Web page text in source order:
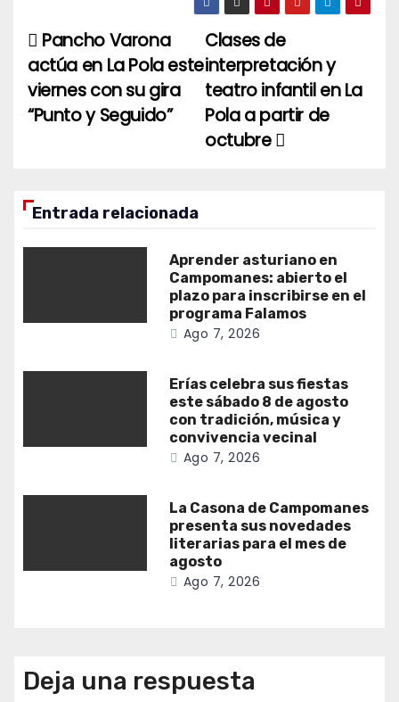
Navegación
de
entradas
Clases de
interpretación y
teatro infantil en La
Pola a partir de
octubre
Pancho Varona
actúa en La Pola este
viernes con su gira
“Punto y Seguido”
Entrada relacionada
Aprender asturiano en
Campomanes: abierto el
plazo para inscribirse en el
programa Falamos
Ago 7, 2026
Erías celebra sus fiestas
este sábado 8 de agosto
con tradición, música y
convivencia vecinal
Ago 7, 2026
La Casona de Campomanes
presenta sus novedades
literarias para el mes de
agosto
Ago 7, 2026
Deja una respuesta